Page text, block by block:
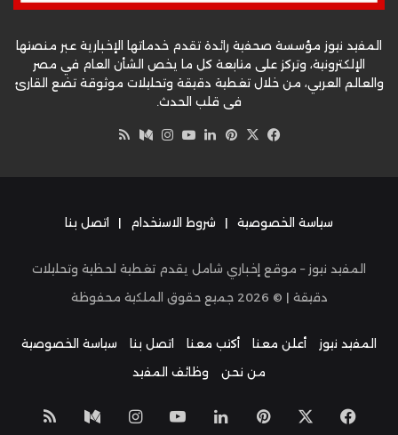
المفيد نيوز مؤسسة صحفية رائدة تقدم خدماتها الإخبارية عبر منصتها
الإلكترونية، وتركز على متابعة كل ما يخص الشأن العام في مصر
والعالم العربي، من خلال تغطية دقيقة وتحليلات موثوقة تضع القارئ
في قلب الحدث.
فيسبوك
‫X بينتيريست
لينكدإن‫YouTube
انستقرام
وسط
سياسة الخصوصية | شروط الاستخدام | اتصل بنا
المفيد نيوز – موقع إخباري شامل يقدم تغطية لحظية وتحليلات
دقيقة | © 2026 جميع حقوق الملكية محفوظة
المفيد نيوز أعلن معنا أكتب معنا اتصل بنا
سياسة الخصوصية
من نحن
وظائف المفيد
فيسبوك بينتيريست
لينكدإن‫YouTube
انستقراموسط